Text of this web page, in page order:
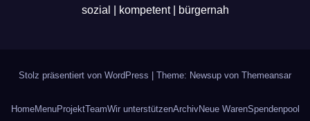
sozial | kompetent | bürgernah
Stolz präsentiert von WordPress Theme: Newsup von Themeansar
HomeMenuProjektTeamWir unterstützenArchivNeue WarenSpendenpool